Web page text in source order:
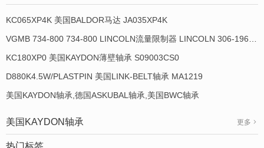
KC065XP4K 美国BALDOR马达 JA035XP4K
KC180XP0 美国KAYDON薄壁轴承 S09003CS0
D880K4.5W/PLASTPIN 美国LINK-BELT轴承 MA1219
美国KAYDON轴承,德国ASKUBAL轴承,美国BWC轴承
美国KAYDON轴承 更多
热门标签